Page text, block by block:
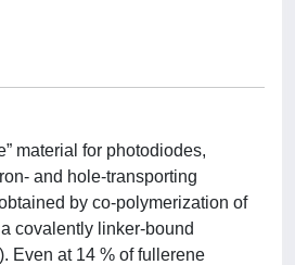
material for photodiodes,
and hole-transporting
by co-polymerization of
covalently linker-bound
Even at 14 % of fullerene